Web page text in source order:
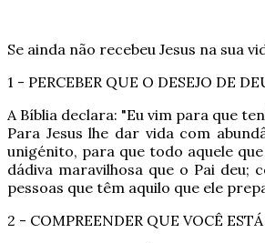
Se ainda não recebeu Jesus na sua
1 - PERCEBER QUE O DESEJO DE
A Bíblia declara: "Eu vim para que
Para Jesus lhe dar vida com
unigénito, para que todo aquele
dádiva maravilhosa que o Pai deu;
pessoas que têm aquilo que ele
2 - COMPREENDER QUE VOCÊ